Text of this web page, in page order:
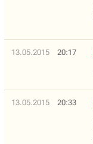
13.05.2015 20:17
13.05.2015 20:33